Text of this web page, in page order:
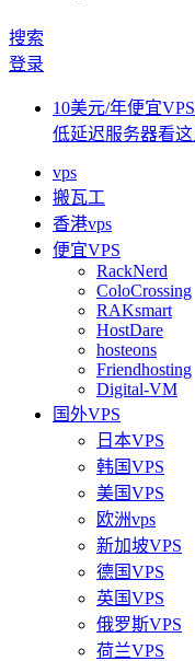
搜索
登录
10美元/年便宜
低延迟服务器看
vps
搬瓦工
香港vps
便宜VPS
RackNerd
ColoCrossing
RAKsmart
HostDare
hosteons
Friendhosting
Digital-VM
国外VPS
日本VPS
韩国VPS
美国VPS
欧洲vps
新加坡VPS
德国VPS
英国VPS
俄罗斯VPS
荷兰VPS